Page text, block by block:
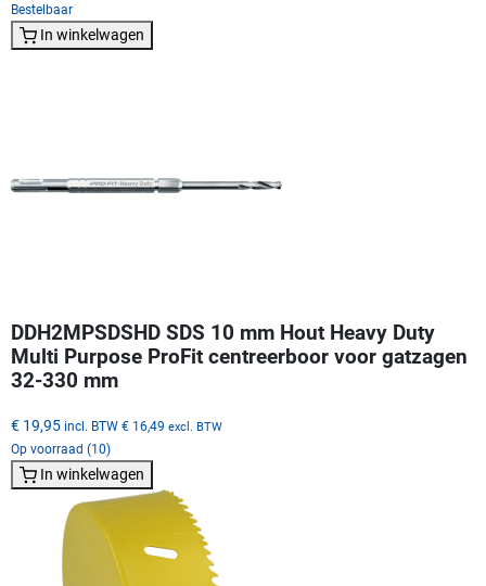
Bestelbaar
In winkelwagen
DDH2MPSDSHD SDS 10 mm Hout Heavy Duty
Multi Purpose ProFit centreerboor voor gatzagen
32-330 mm
€ 19,95 incl. BTW € 16,49 excl. BTW
Op voorraad (10)
In winkelwagen